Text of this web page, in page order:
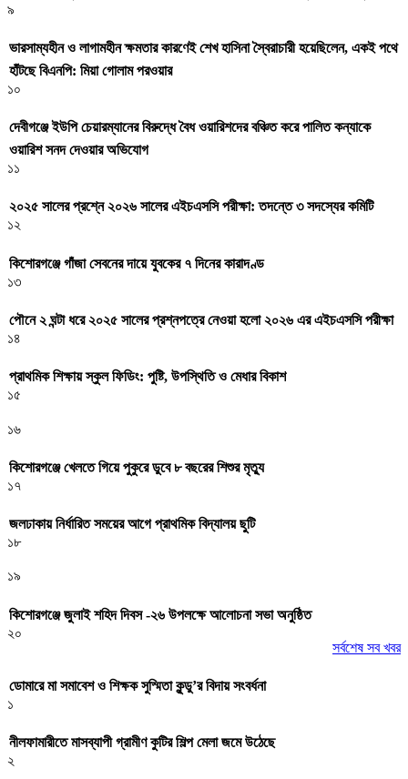
৯
ভারসাম্যহীন ও লাগামহীন ক্ষমতার কারণেই শেখ হাসিনা স্বৈরাচারী হয়েছিলেন, একই পথে
হাঁটছে বিএনপি: মিয়া গোলাম পরওয়ার
১০
দেবীগঞ্জে ইউপি চেয়ারম্যানের বিরুদ্ধে বৈধ ওয়ারিশদের বঞ্চিত করে পালিত কন্যাকে
ওয়ারিশ সনদ দেওয়ার অভিযোগ
১১
২০২৫ সালের প্রশ্নে ২০২৬ সালের এইচএসসি পরীক্ষা: তদন্তে ৩ সদস্যের কমিটি
১২
কিশোরগঞ্জে গাঁজা সেবনের দায়ে যুবকের ৭ দিনের কারাদণ্ড
১৩
পৌনে ২ ঘন্টা ধরে ২০২৫ সালের প্রশ্নপত্রে নেওয়া হলো ২০২৬ এর এইচএসসি পরীক্ষা
১৪
প্রাথমিক শিক্ষায় স্কুল ফিডিং: পুষ্টি, উপস্থিতি ও মেধার বিকাশ
১৫
১৬
কিশোরগঞ্জে খেলতে গিয়ে পুকুরে ডুবে ৮ বছরের শিশুর মৃত্যু
১৭
জলঢাকায় নির্ধারিত সময়ের আগে প্রাথমিক বিদ্যালয় ছুটি
১৮
১৯
কিশোরগঞ্জে জুলাই শহিদ দিবস -২৬ উপলক্ষে আলোচনা সভা অনুষ্ঠিত
২০
সর্বশেষ সব খবর
ডোমারে মা সমাবেশ ও শিক্ষক সুস্মিতা কুন্ডু’র বিদায় সংবর্ধনা
১
নীলফামারীতে মাসব্যাপী গ্রামীণ কুটির শিল্প মেলা জমে উঠেছে
২